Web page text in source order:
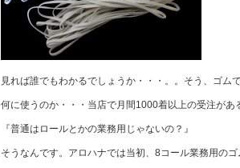
見れば誰でもわかるでしょうか・・・。。そう、ゴムで
何に使うのか・・・当店で月間1000着以上の受注があ
『普通はロールとかの業務用じゃないの？』
そうなんです。アロハナでは当初、8コール業務用の